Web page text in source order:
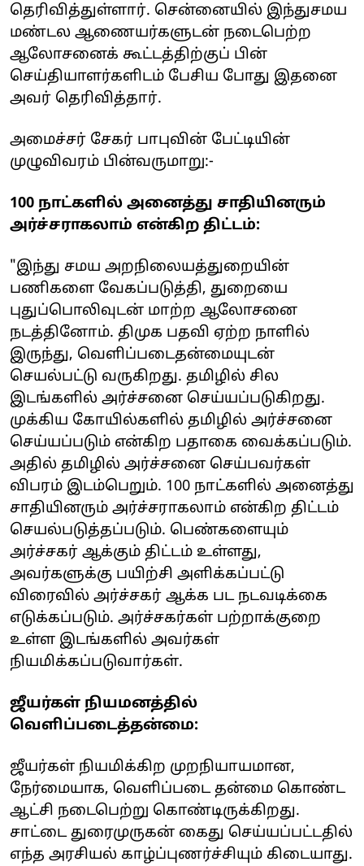
தெரிவித்துள்ளார். சென்னையில் இந்துசமய
மண்டல ஆணையர்களுடன் நடைபெற்ற
ஆலோசனைக் கூட்டத்திற்குப் பின்
செய்தியாளர்களிடம் பேசிய போது இதனை
அவர் தெரிவித்தார்.
அமைச்சர் சேகர் பாபுவின் பேட்டியின்
முழுவிவரம் பின்வருமாறு:-
100 நாட்களில் அனைத்து சாதியினரும்
அர்ச்சராகலாம் என்கிற திட்டம்:
"இந்து சமய அறநிலையத்துறையின்
பணிகளை வேகப்படுத்தி, துறையை
புதுப்பொலிவுடன் மாற்ற ஆலோசனை
நடத்தினோம். திமுக பதவி ஏற்ற நாளில்
இருந்து, வெளிப்படைதன்மையுடன்
செயல்பட்டு வருகிறது. தமிழில் சில
இடங்களில் அர்ச்சனை செய்யப்படுகிறது.
முக்கிய கோயில்களில் தமிழில் அர்ச்சனை
செய்யப்படும் என்கிற பதாகை வைக்கப்படும்.
அதில் தமிழில் அர்ச்சனை செய்பவர்கள்
விபரம் இடம்பெறும். 100 நாட்களில் அனைத்து
சாதியினரும் அர்ச்சராகலாம் என்கிற திட்டம்
செயல்படுத்தப்படும். பெண்களையும்
அர்ச்சகர் ஆக்கும் திட்டம் உள்ளது,
அவர்களுக்கு பயிற்சி அளிக்கப்பட்டு
விரைவில் அர்ச்சகர் ஆக்க பட நடவடிக்கை
எடுக்கப்படும். அர்ச்சகர்கள் பற்றாக்குறை
உள்ள இடங்களில் அவர்கள்
நியமிக்கப்படுவார்கள்.
ஜீயர்கள் நியமனத்தில்
வெளிப்படைத்தன்மை:
ஜீயர்கள் நியமிக்கிற முறநியாயமான,
நேர்மையாக, வெளிப்படை தன்மை கொண்ட
ஆட்சி நடைபெற்று கொண்டிருக்கிறது.
சாட்டை துரைமுருகன் கைது செய்யப்பட்டதில்
எந்த அரசியல் காழ்ப்புணர்ச்சியும் கிடையாது.